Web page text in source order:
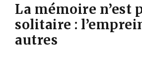
La mémoire n’est
solitaire :
autres